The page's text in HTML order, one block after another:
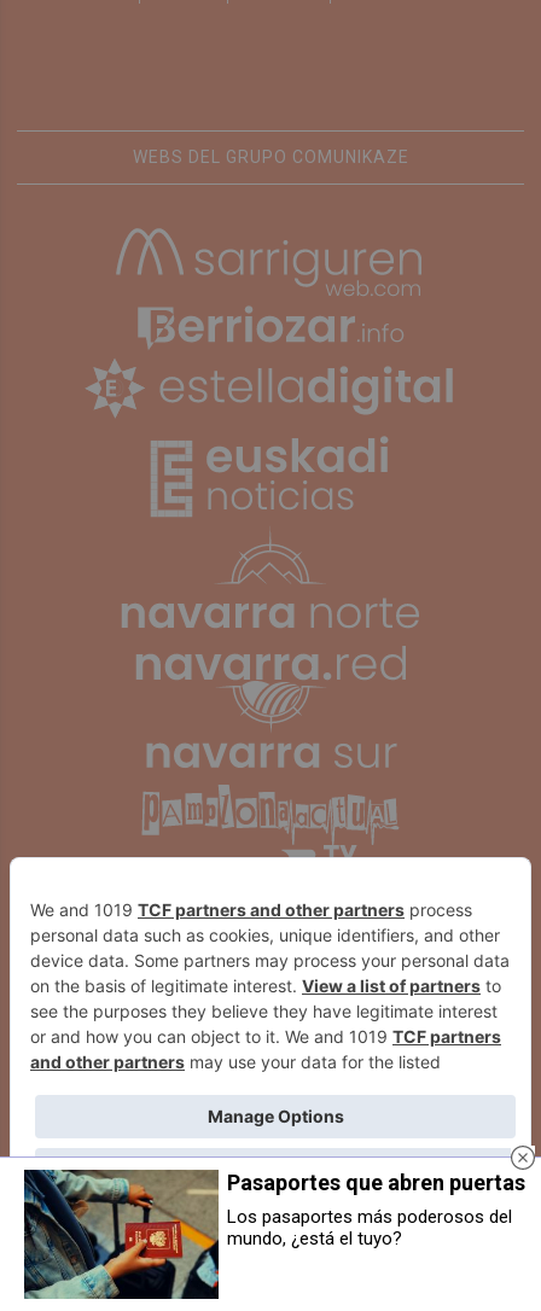
WEBS DEL GRUPO COMUNIKAZE
Una mujer, de 39 años, herida en
una colisión por alcance en la PA-
30 en Artica
Diecisiete municipios de la
Pasaportes que abren puertas
Los pasaportes más poderosos del
mundo, ¿está el tuyo?